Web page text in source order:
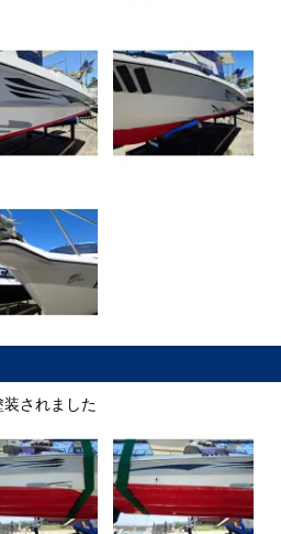
されました